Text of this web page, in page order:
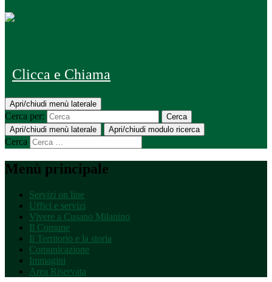
Clicca e Chiama
Apri/chiudi menù laterale
Cerca per:
Cerca
Apri/chiudi menù laterale
Apri/chiudi modulo ricerca
Cerca
Menù principale
Servizi on line
Uffici e servizi
Vivere a Cusano Milanino
Il Comune
Il Territorio e la storia
Comunicazione
Immagini
Area Riservata